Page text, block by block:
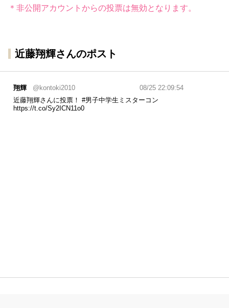
＊非公開アカウントからの投票は無効となります。
近藤翔輝さんのポスト
翔輝 @kontoki2010
08/25 22:09:54
近藤翔輝さんに投票！ #男子中学生ミスターコン
https://t.co/Sy2ICN11o0